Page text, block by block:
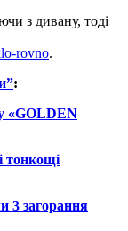
з дивану, тоді
rovno.
:
«GOLDEN
тонкощі
3 загорання